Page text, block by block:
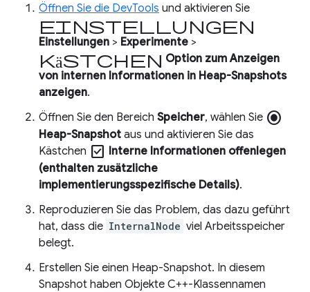
Öffnen Sie die DevTools und aktivieren Sie
Einstellungen
Einstellungen > Experimente >
Kästchen Option zum Anzeigen
von internen Informationen in Heap-Snapshots
anzeigen.
Öffnen Sie den Bereich Speicher, wählen Sie radio_button_checked
Heap-Snapshot aus und aktivieren Sie das
Kästchen check_box Interne Informationen offenlegen
(enthalten zusätzliche
implementierungsspezifische Details).
Reproduzieren Sie das Problem, das dazu geführt
hat, dass die InternalNode viel Arbeitsspeicher
belegt.
Erstellen Sie einen Heap-Snapshot. In diesem
Snapshot haben Objekte C++-Klassennamen